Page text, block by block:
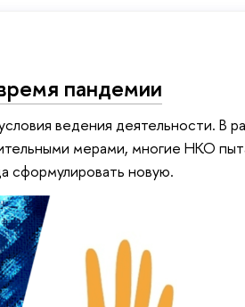
пандемии
ведения деятельности. В
мерами, многие НКО
сформулировать новую.